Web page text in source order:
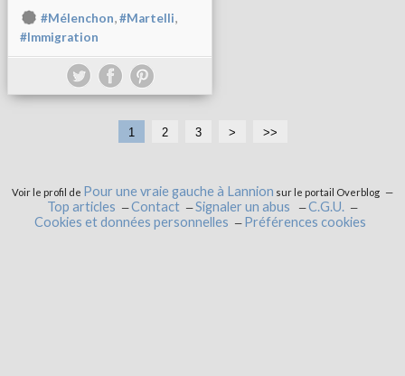
#Mélenchon,#Martelli,
#Immigration
1 2 3 > >>
Voir le profil de Pour une vraie gauche à Lannion sur le portail Overblog
Top articles Contact Signaler un abus
C.G.U.
Cookies et données personnelles
Préférences cookies